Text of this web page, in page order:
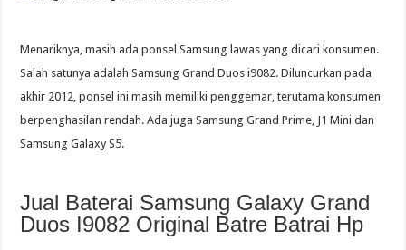
Menariknya, masih ada ponsel Samsung lawas yang dicari konsumen.
Salah satunya adalah Samsung Grand Duos i9082. Diluncurkan pada
akhir 2012, ponsel ini masih memiliki penggemar, terutama konsumen
berpenghasilan rendah. Ada juga Samsung Grand Prime, J1 Mini dan
Samsung Galaxy S5.
Jual Baterai Samsung Galaxy Grand
Duos I9082 Original Batre Batrai Hp